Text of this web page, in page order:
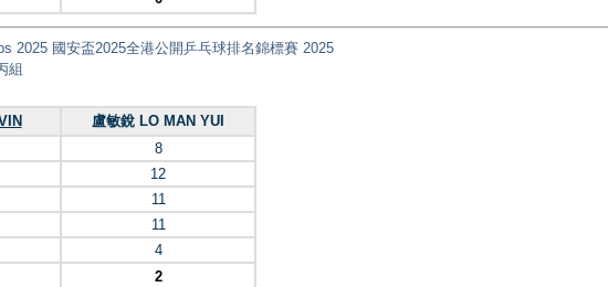
2025 國安盃2025全港公開乒乓球排名錦標賽 2025
組
盧敏銳 LO MAN YUI
8
12
11
11
4
2